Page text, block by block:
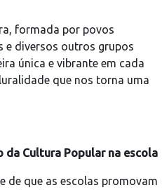
formada por povos
e diversos outros grupos
única e vibrante em cada
que nos torna uma
Cultura Popular na escola
de que as escolas promovam